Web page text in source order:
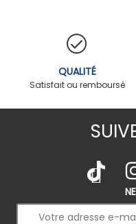
QUALITÉ
Satisfait ou remboursé